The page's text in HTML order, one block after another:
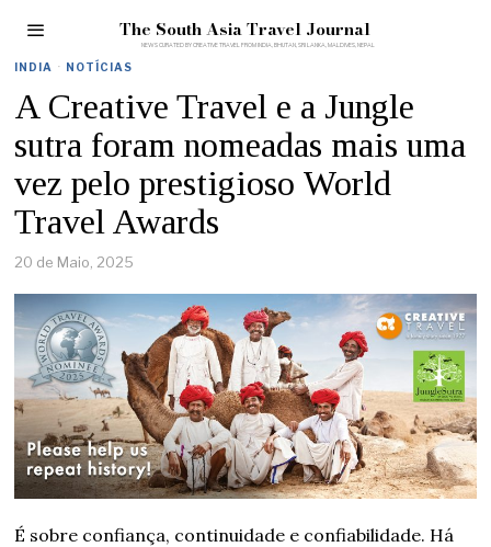
The South Asia Travel Journal
INDIA · NOTÍCIAS
A Creative Travel e a Jungle
sutra foram nomeadas mais uma
vez pelo prestigioso World
Travel Awards
20 de Maio, 2025
É sobre confiança, continuidade e confiabilidade. Há